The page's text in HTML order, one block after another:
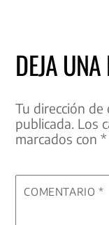
DEJA
Tu dirección
publicada. Los
marcados con*
COMENTARIO*